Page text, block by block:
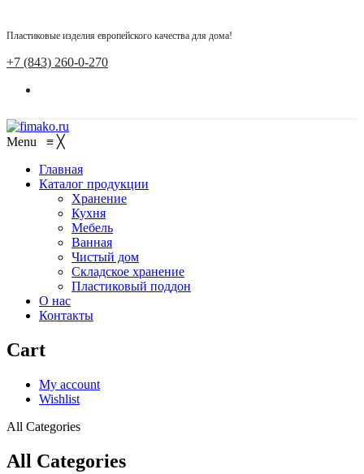
Пластиковые изделия европейского качества для дома!
+7 (843) 260-0-270
Menu ≡ ╳
Главная
Каталог продукции
Хранение
Кухня
Мебель
Ванная
Чистый дом
Складское хранение
Пластиковый поддон
О нас
Контакты
Cart
My account
Wishlist
All Categories
All Categories